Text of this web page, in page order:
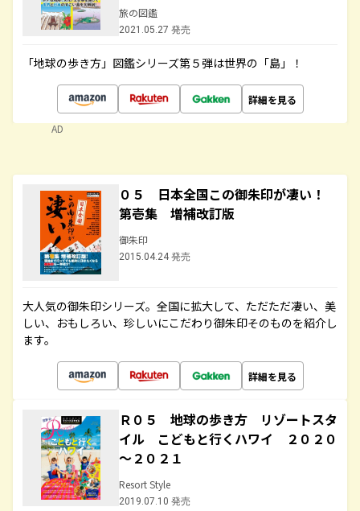
旅の図鑑
2021.05.27 発売
「地球の歩き方」図鑑シリーズ第５弾は世界の「島」！
詳細を見る
AD
０５ 日本全国この御朱印が凄い！
第壱集 増補改訂版
御朱印
2015.04.24 発売
大人気の御朱印シリーズ。全国に拡大して、ただただ凄い、美
しい、おもしろい、珍しいにこだわり御朱印そのものを紹介し
ます。
詳細を見る
Ｒ０５ 地球の歩き方 リゾートスタ
イル こどもと行くハワイ ２０２０
～２０２１
Resort Style
2019.07.10 発売